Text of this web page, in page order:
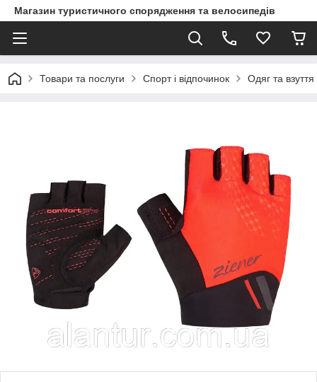
Магазин туристичного спорядження та велосипедів
Товари та послуги Спорт і відпочинок Одяг та